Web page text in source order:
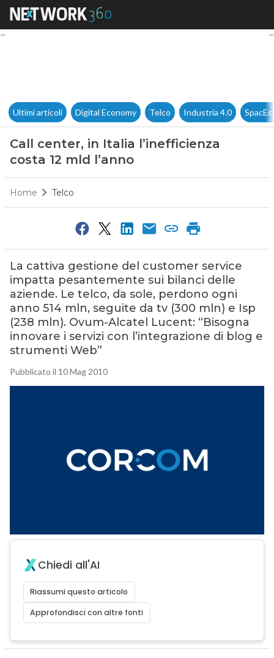
Call center, in Italia
Ultimi articoli Digital Economy Telco Industria 4.0
Call center, in Italia l’inefficienza
costa 12 mld l’anno
Home Telco
La cattiva gestione del customer service
impatta pesantemente sui bilanci delle
aziende. Le telco, da sole, perdono ogni
anno 514 mln, seguite da tv (300 mln) e Isp
(238 mln). Ovum-Alcatel Lucent: “Bisogna
innovare i servizi con l’integrazione di blog e
strumenti Web”
Pubblicato il 10 Mag 2010
Chiedi all'AI
Riassumi questo articolo
Approfondisci con altre fonti